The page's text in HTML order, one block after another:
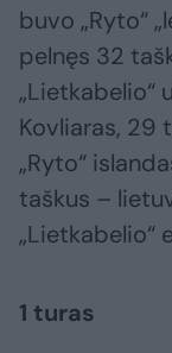
buvo „Ryto“
pelnęs 32
„Lietkabelio“
Kovliaras, 29
„Ryto“
taškus –
„Lietkabelio“
1 turas